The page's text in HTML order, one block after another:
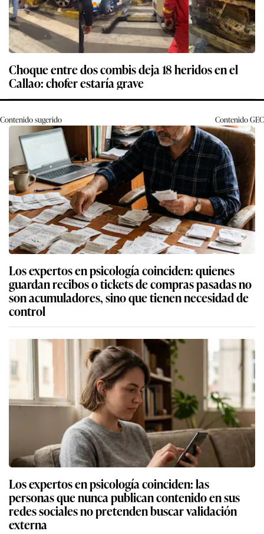
Choque entre dos combis deja 18 heridos en el
Callao: chofer estaría grave
Contenido sugerido ContenidoGEC
Los expertos en psicología coinciden: quienes
guardan recibos o tickets de compras pasadas no
son acumuladores, sino que tienen necesidad de
control
Los expertos en psicología coinciden: las
personas que nunca publican contenido en sus
redes sociales no pretenden buscar validación
externa